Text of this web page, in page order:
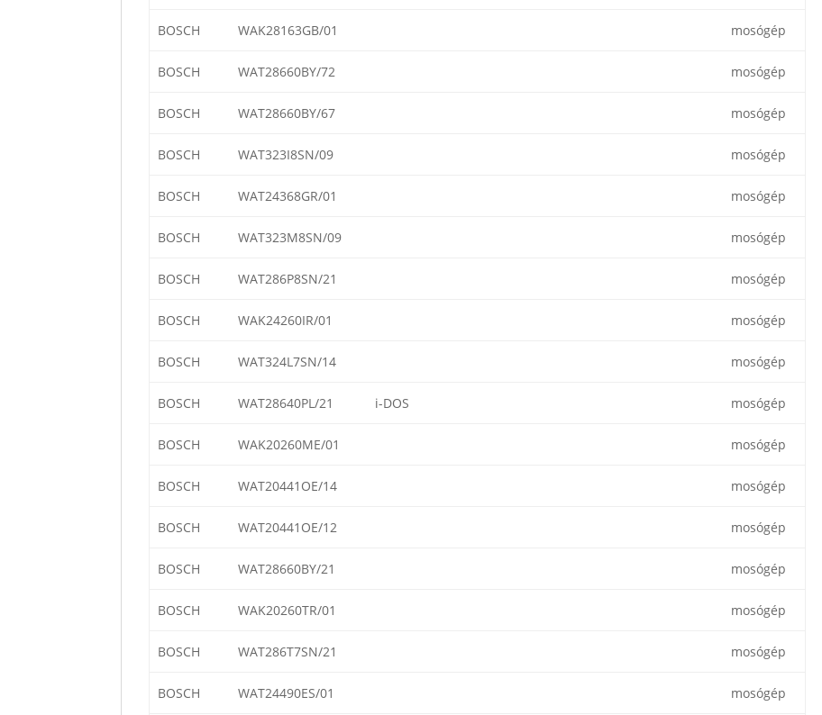
BOSCH WAK28163GB/01 mosógép
BOSCH WAT28660BY/72 mosógép
BOSCH WAT28660BY/67 mosógép
BOSCH WAT323I8SN/09 mosógép
BOSCH WAT24368GR/01 mosógép
BOSCH WAT323M8SN/09 mosógép
BOSCH WAT286P8SN/21 mosógép
BOSCH WAK24260IR/01 mosógép
BOSCH WAT324L7SN/14 mosógép
BOSCH WAT28640PL/21 i-DOS mosógép
BOSCH WAK20260ME/01 mosógép
BOSCH WAT20441OE/14 mosógép
BOSCH WAT20441OE/12 mosógép
BOSCH WAT28660BY/21 mosógép
BOSCH WAK20260TR/01 mosógép
BOSCH WAT286T7SN/21 mosógép
BOSCH WAT24490ES/01 mosógép